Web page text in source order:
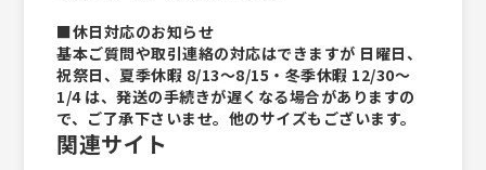
■休日対応のお知らせ
基本ご質問や取引連絡の対応はできますが 日曜日、
祝祭日、夏季休暇 8/13～8/15・冬季休暇 12/30～
1/4 は、発送の手続きが遅くなる場合がありますの
で、ご了承下さいませ。他のサイズもございます。
関連サイト